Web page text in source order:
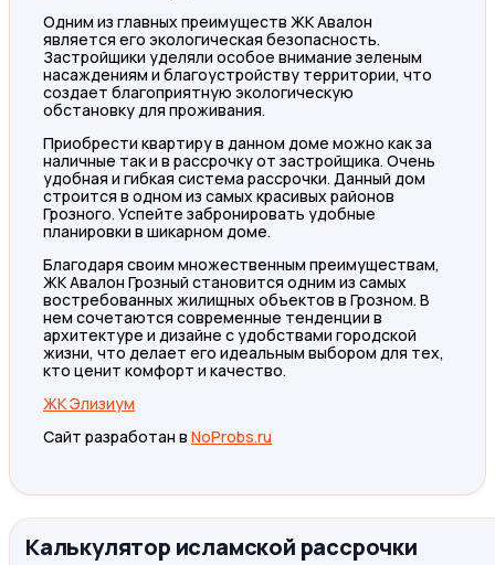
Одним из главных преимуществ ЖК Авалон
является его экологическая безопасность.
Застройщики уделяли особое внимание зеленым
насаждениям и благоустройству территории, что
создает благоприятную экологическую
обстановку для проживания.
Приобрести квартиру в данном доме можно как за
наличные так и в рассрочку от застройщика. Очень
удобная и гибкая система рассрочки. Данный дом
строится в одном из самых красивых районов
Грозного. Успейте забронировать удобные
планировки в шикарном доме.
Благодаря своим множественным преимуществам,
ЖК Авалон Грозный становится одним из самых
востребованных жилищных объектов в Грозном. В
нем сочетаются современные тенденции в
архитектуре и дизайне с удобствами городской
жизни, что делает его идеальным выбором для тех,
кто ценит комфорт и качество.
ЖК Элизиум
Сайт разработан в NoProbs.ru
Калькулятор исламской рассрочки